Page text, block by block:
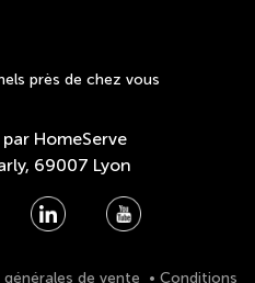
près de chez vous
par HomeServe
69007 Lyon
de vente • Conditions